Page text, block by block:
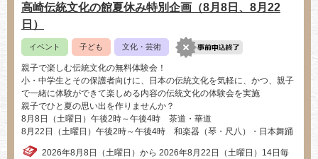
高崎伝統文化の館夏休み特別企画（8月8日、8月22
日）
イベント 子ども 文化・芸術
親子で楽しむ伝統文化の無料体験会！
小・中学生とその保護者向けに、日本の伝統文化を気軽に、かつ、親子
で一緒に体験ができて楽しめる内容の伝統文化の体験会を実施
親子でひと夏の思い出を作りませんか？
8月8日（土曜日）午後2時～午後4時 茶道・華道
8月22日（土曜日）午後2時～午後4時 和楽器（琴・尺八）・日本舞踊
2026年8月8日（土曜日）から 2026年8月22日（土曜日）14日毎